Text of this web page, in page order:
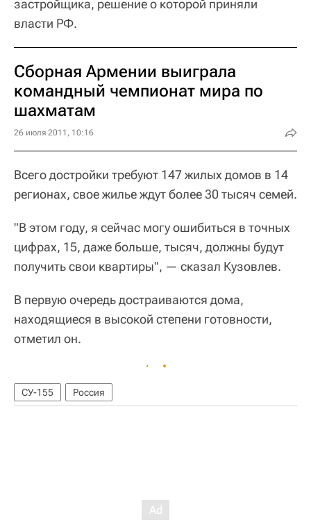
застройщика, решение о которой приняли
власти РФ.
Сборная Армении выиграла
командный чемпионат мира по
шахматам
26 июля 2011, 10:16
Всего достройки требуют 147 жилых домов в 14
регионах, свое жилье ждут более 30 тысяч семей.
"В этом году, я сейчас могу ошибиться в точных
цифрах, 15, даже больше, тысяч, должны будут
получить свои квартиры", — сказал Кузовлев.
В первую очередь достраиваются дома,
находящиеся в высокой степени готовности,
отметил он.
СУ-155 Россия